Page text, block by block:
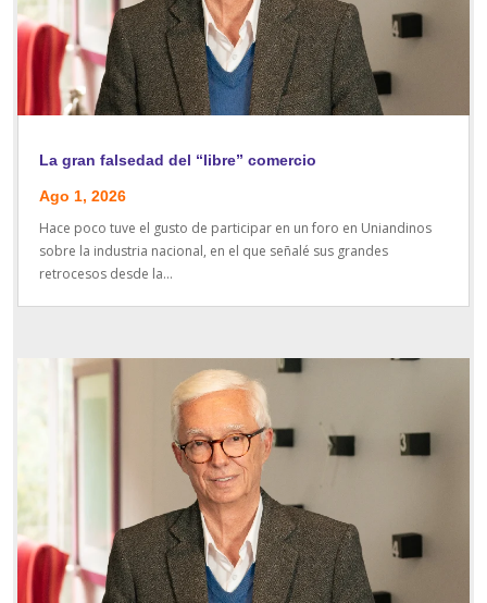
La gran falsedad del “libre” comercio
Ago 1, 2026
Hace poco tuve el gusto de participar en un foro en Uniandinos
sobre la industria nacional, en el que señalé sus grandes
retrocesos desde la...